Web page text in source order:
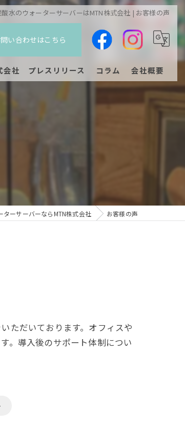
酸水のウォーターサーバーはMTN株式会社 | お客様の声
い合わせはこちら
会社 プレスリリース コラム 会社概要
ターサーバーならMTN株式会社 お客様の声
ただいております。オフィスや
。導入後のサポート体制につい